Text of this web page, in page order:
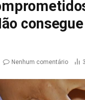
Nenhum comentário 3